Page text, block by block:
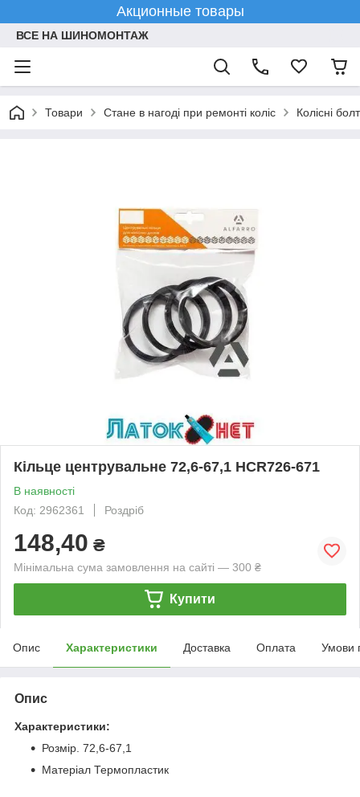
Акционные товары
ВСЕ НА ШИНОМОНТАЖ
Товари Стане в нагоді при ремонті коліс Колісні
Кільце центрувальне 72,6-67,1 HCR726-671
В наявності
Код: 2962361
Роздріб
148,40 ₴
Мінімальна сума замовлення на сайті — 300 ₴
Купити
Опис Характеристики Доставка Оплата Умови
Опис
Характеристики:
Розмір. 72,6-67,1
Матеріал Термопластик